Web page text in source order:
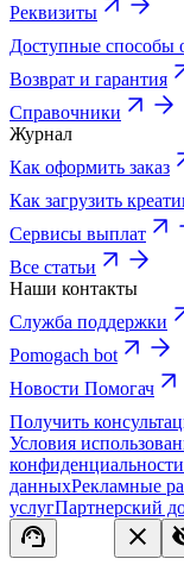
Реквизиты
Доступные способы
Возврат и гарантия
Справочники
Журнал
Как оформить заказ
Как загрузить
Сервисы выплат
Все статьи
Наши контакты
Служба поддержки
Pomogach bot
Новости Помогач
Получить
Условия
конфиденциальности
данныхРекламные
услугПартнерский